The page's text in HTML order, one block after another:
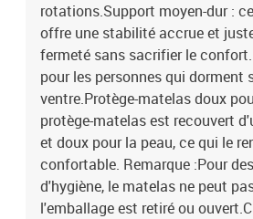
rotations.Support moyen-dur :
offre une stabilité accrue et
fermeté sans sacrifier le
pour les personnes qui dorment
ventre.Protège-matelas doux
protège-matelas est recouvert
et doux pour la peau, ce qui le
confortable. Remarque :Pour
d'hygiène, le matelas ne peut
l'emballage est retiré ou